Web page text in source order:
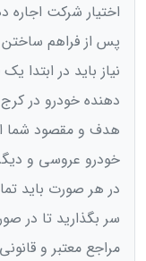
اختیار شرکت اجاره
پس از فراهم
نیاز باید در ابتدا
دهنده خودرو در
هدف و مقصود شما
خودرو عروسی و
در هر صورت باید
سر بگذارید تا در
مراجع معتبر و